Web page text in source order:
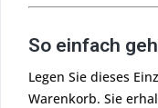
So einfach
Legen Sie dieses
Warenkorb. Sie